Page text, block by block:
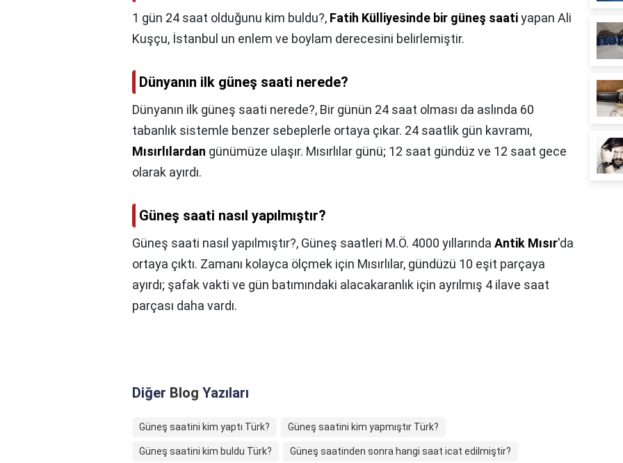
1 gün 24 saat olduğunu kim buldu?, Fatih Külliyesinde bir güneş saatiyapan Ali
Kuşçu, İstanbul un enlem ve boylam derecesini belirlemiştir.
Dünyanın ilk güneş saati nerede?
Dünyanın ilk güneş saati nerede?, Bir günün 24 saat olması da aslında 60
tabanlık sistemle benzer sebeplerle ortaya çıkar. 24 saatlik gün kavramı,
Mısırlılardan günümüze ulaşır. Mısırlılar günü; 12 saat gündüz ve 12 saat gece
olarak ayırdı.
Güneş saati nasıl yapılmıştır?
Güneş saati nasıl yapılmıştır?, Güneş saatleri M.Ö. 4000 yıllarında Antik Mısır'da
ortaya çıktı. Zamanı kolayca ölçmek için Mısırlılar, gündüzü 10 eşit parçaya
ayırdı; şafak vakti ve gün batımındaki alacakaranlık için ayrılmış 4 ilave saat
parçası daha vardı.
Diğer Blog Yazıları
Güneş saatini kim yaptı Türk? Güneş saatini kim yapmıştır Türk?
Güneş saatini kim buldu Türk? Güneş saatinden sonra hangi saat icat edilmiştir?